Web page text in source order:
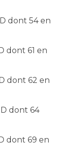
dont 54 en
dont 61 en
dont 62 en
dont 64
dont 69 en